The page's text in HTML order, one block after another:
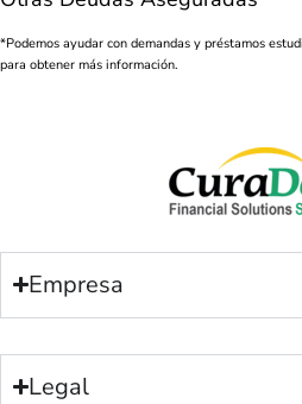
*Podemos ayudar con demandas y préstamos
para obtener más información.
Empresa
Legal